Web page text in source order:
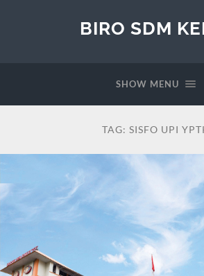
BIRO SDM
SHOW MENU
TAG: SISFO UPI